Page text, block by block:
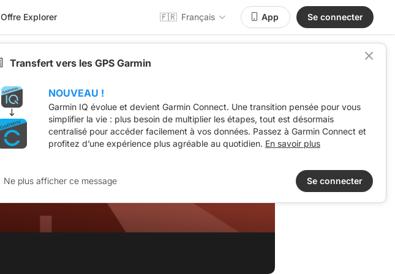
Offre Explorer 🇫🇷 Français App Se connecter
Transfert vers les GPS Garmin
NOUVEAU !
Garmin IQ évolue et devient Garmin Connect. Une transition pensée pour vous
simplifier la vie : plus besoin de multiplier les étapes, tout est désormais
centralisé pour accéder facilement à vos données. Passez à Garmin Connect et
profitez d’une expérience plus agréable au quotidien. En savoir plus
Ne plus afficher ce message Se connecter